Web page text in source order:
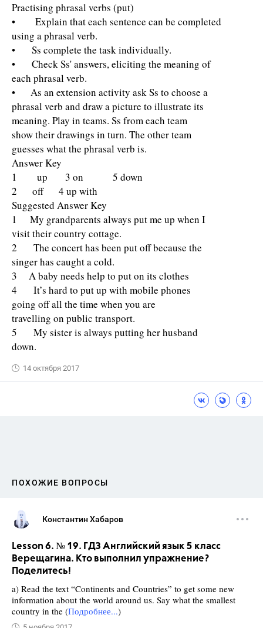
Practising phrasal verbs (put)
• Explain that each sentence can be completed
using a phrasal verb.
• Ss complete the task individually.
• Check Ss' answers, eliciting the meaning of
each phrasal verb.
• As an extension activity ask Ss to choose a
phrasal verb and draw a picture to illustrate its
meaning. Play in teams. Ss from each team
show their drawings in turn. The other team
guesses what the phrasal verb is.
Answer Key
1 up 3 on 5 down
2 off 4 up with
Suggested Answer Key
1 My grandparents always put me up when I
visit their country cottage.
2 The concert has been put off because the
singer has caught a cold.
3 A baby needs help to put on its clothes
4 It’s hard to put up with mobile phones
going off all the time when you are
travelling on public transport.
5 My sister is always putting her husband
down.
14 октября 2017
ПОХОЖИЕ ВОПРОСЫ
Константин Хабаров
Lesson 6. № 19. ГДЗ Английский язык 5 класс
Верещагина. Кто выполнил упражнение?
Поделитесь!
a) Read the text “Continents and Countries” to get some new
information about the world around us. Say what the smallest
country in the (Подробнее...)